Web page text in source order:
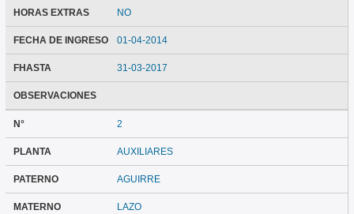
HORAS EXTRAS NO
FECHA DE INGRESO 01-04-2014
FHASTA 31-03-2017
OBSERVACIONES
N° 2
PLANTA AUXILIARES
PATERNO AGUIRRE
MATERNO LAZO